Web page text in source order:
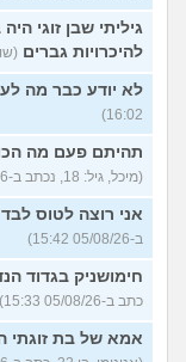
עדיין מוצצת
מה ניתן לעשות?
30)
מסדר את ארון
ההורים ומוצף
להתמודד?
איך מפסיקים
עובר?
(אליזבת,
עם מי אנשים
ורוצה לחזור לזה!
שנים ולא יודעת
(עדן, בת 23)
גיליתי שבן זוגי
להיכרויות גברים (שושנה,
לא יודע כבר מה
16:02)
תהיתם פעם מה
(מיכל, גיל: 18, נכתב ב-05/08/26 15:51)
אני רוצה לטוס
ב-05/08/26 15:42)
חימושניק בגדוד
כתב ב-05/08/26 15:33)
אמא של בת זוגתי